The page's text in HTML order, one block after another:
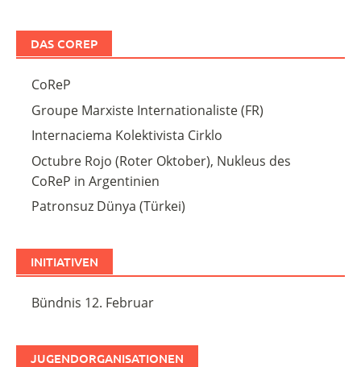
DAS COREP
CoReP
Groupe Marxiste Internationaliste (FR)
Internaciema Kolektivista Cirklo
Octubre Rojo (Roter Oktober), Nukleus des
CoReP in Argentinien
Patronsuz Dünya (Türkei)
INITIATIVEN
Bündnis 12. Februar
JUGENDORGANISATIONEN